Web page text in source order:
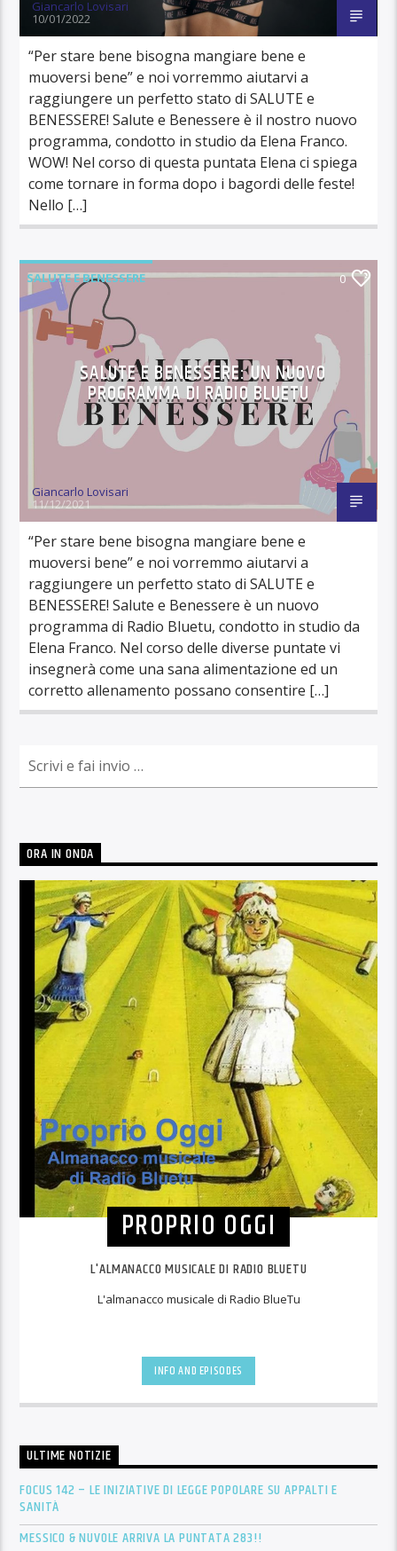
Giancarlo Lovisari
10/01/2022
“Per stare bene bisogna mangiare bene e
muoversi bene” e noi vorremmo aiutarvi a
raggiungere un perfetto stato di SALUTE e
BENESSERE! Salute e Benessere è il nostro nuovo
programma, condotto in studio da Elena Franco.
WOW! Nel corso di questa puntata Elena ci spiega
come tornare in forma dopo i bagordi delle feste!
Nello […]
SALUTE E BENESSERE 0
SALUTE E BENESSERE: UN NUOVO
PROGRAMMA DI RADIO BLUETU
Giancarlo Lovisari
11/12/2021
“Per stare bene bisogna mangiare bene e
muoversi bene” e noi vorremmo aiutarvi a
raggiungere un perfetto stato di SALUTE e
BENESSERE! Salute e Benessere è un nuovo
programma di Radio Bluetu, condotto in studio da
Elena Franco. Nel corso delle diverse puntate vi
insegnerà come una sana alimentazione ed un
corretto allenamento possano consentire […]
ORA IN ONDA
PROPRIO OGGI
L'ALMANACCO MUSICALE DI RADIO BLUETU
L'almanacco musicale di Radio BlueTu
INFO AND EPISODES
ULTIME NOTIZIE
FOCUS 142 – LE INIZIATIVE DI LEGGE POPOLARE SU APPALTI E
SANITÀ
MESSICO & NUVOLE ARRIVA LA PUNTATA 283!!